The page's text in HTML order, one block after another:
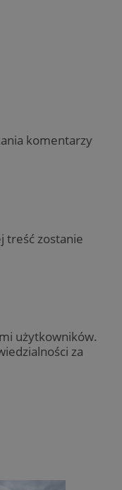
komentarzy
treść zostanie
użytkowników.
za